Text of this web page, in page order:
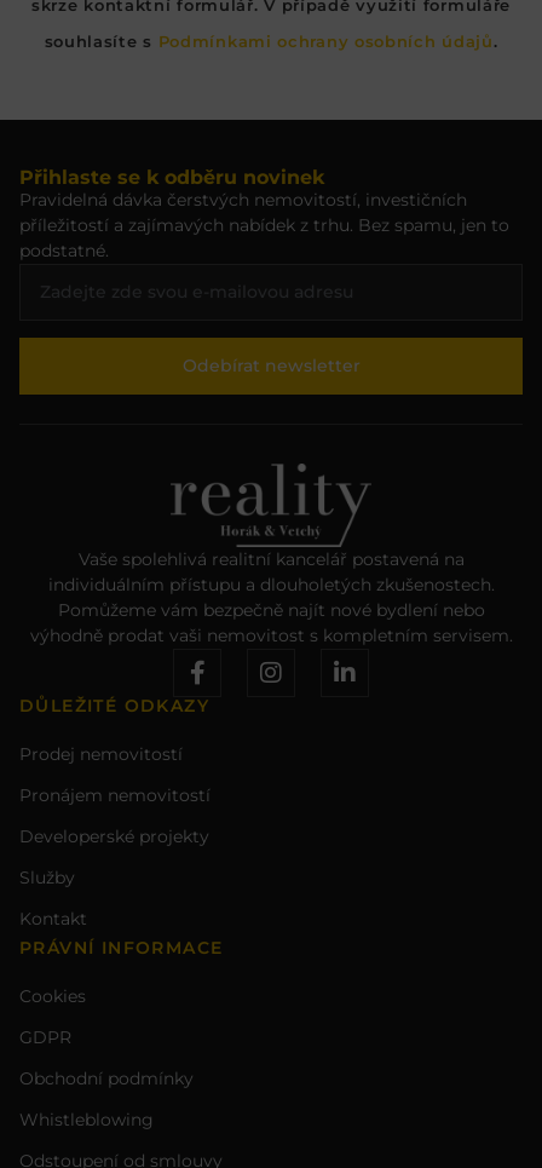
skrze kontaktní formulář. V případě využití formuláře
souhlasíte s Podmínkami ochrany osobních údajů.
Přihlaste se k odběru novinek
Pravidelná dávka čerstvých nemovitostí, investičních
příležitostí a zajímavých nabídek z trhu. Bez spamu, jen to
podstatné.
Odebírat newsletter
Vaše spolehlivá realitní kancelář postavená na
individuálním přístupu a dlouholetých zkušenostech.
Pomůžeme vám bezpečně najít nové bydlení nebo
výhodně prodat vaši nemovitost s kompletním servisem.
DŮLEŽITÉ ODKAZY
Prodej nemovitostí
Pronájem nemovitostí
Developerské projekty
Služby
Kontakt
PRÁVNÍ INFORMACE
Cookies
GDPR
Obchodní podmínky
Whistleblowing
Odstoupení od smlouvy